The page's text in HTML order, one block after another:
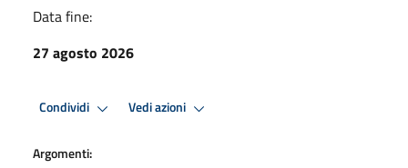
Data fine:
27 agosto 2026
Condividi Vedi azioni
Argomenti: